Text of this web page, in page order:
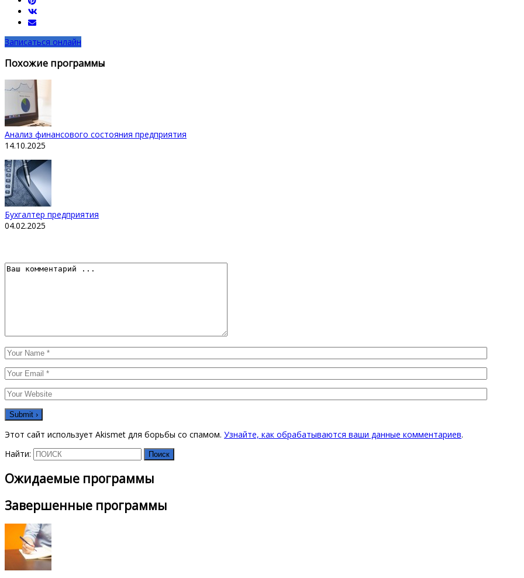
Записаться онлайн
Похожие программы
Анализ финансового состояния предприятия
14.10.2025
Бухгалтер предприятия
04.02.2025
Этот сайт использует Akismet для борьбы со спамом. Узнайте, как обрабатываются ваши данные комментариев.
Найти:
Ожидаемые программы
Завершенные программы